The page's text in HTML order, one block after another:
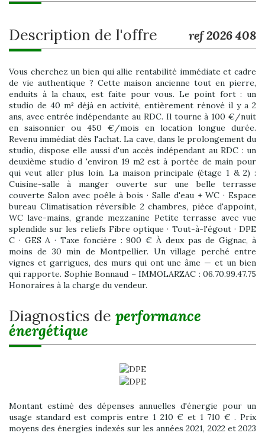
description de l'offre ref 2026 408
Vous cherchez un bien qui allie rentabilité immédiate et cadre
de vie authentique ? Cette maison ancienne tout en pierre,
enduits à la chaux, est faite pour vous. Le point fort : un
studio de 40 m² déjà en activité, entièrement rénové il y a 2
ans, avec entrée indépendante au RDC. Il tourne à 100 €/nuit
en saisonnier ou 450 €/mois en location longue durée.
Revenu immédiat dès l'achat. La cave, dans le prolongement du
studio, dispose elle aussi d'un accès indépendant au RDC : un
deuxième studio d 'environ 19 m2 est à portée de main pour
qui veut aller plus loin. La maison principale (étage 1 & 2) :
Cuisine-salle à manger ouverte sur une belle terrasse
couverte Salon avec poêle à bois · Salle d'eau + WC · Espace
bureau Climatisation réversible 2 chambres, pièce d'appoint,
WC lave-mains, grande mezzanine Petite terrasse avec vue
splendide sur les reliefs Fibre optique · Tout-à-l'égout · DPE
C · GES A · Taxe foncière : 900 € À deux pas de Gignac, à
moins de 30 min de Montpellier. Un village perché entre
vignes et garrigues, des murs qui ont une âme — et un bien
qui rapporte. Sophie Bonnaud – IMMOLARZAC : 06.70.99.47.75
Honoraires à la charge du vendeur.
diagnostics de performance
énergétique
Montant estimé des dépenses annuelles d'énergie pour un
usage standard est compris entre 1 210 € et 1 710 € . Prix
moyens des énergies indexés sur les années 2021, 2022 et 2023